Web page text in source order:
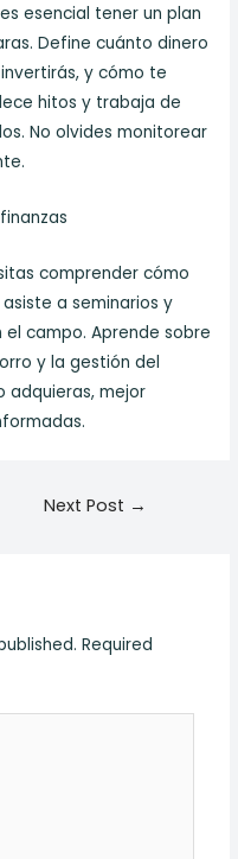
esencial tener un plan
Define cuánto dinero
y cómo te
hitos y trabaja de
No olvides monitorear
comprender cómo
a seminarios y
campo. Aprende sobre
y la gestión del
adquieras, mejor
Next Post →
Required